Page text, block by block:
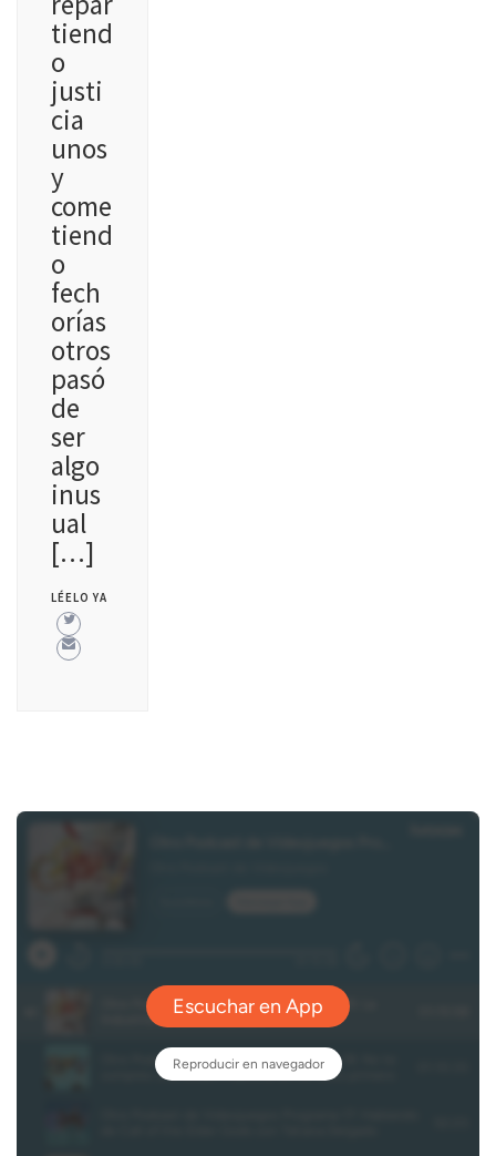
tiend
o
justi
cia
unos
y
come
tiend
o
fech
orías
otros
pasó
de
ser
algo
inus
ual
[…]
LÉELO YA